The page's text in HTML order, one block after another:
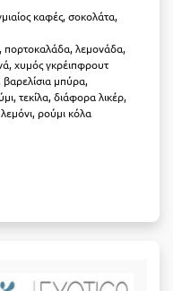
καφές, σοκολάτα,
λεμονάδα,
χυμός γκρέιπφρουτ
μπύρα,
τεκίλα, διάφορα λικέρ,
ρούμι κόλα